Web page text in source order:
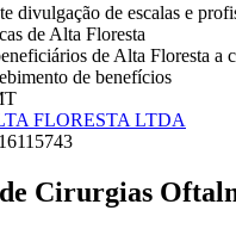
divulgação de escalas e
de Alta Floresta
de Alta Floresta a
de benefícios
Cirurgias